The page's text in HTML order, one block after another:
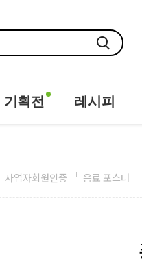
기획전 레시피
사업자회원인증 음료 포스터